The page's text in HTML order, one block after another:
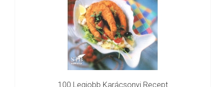
100 Legjobb Karácsonyi Recept